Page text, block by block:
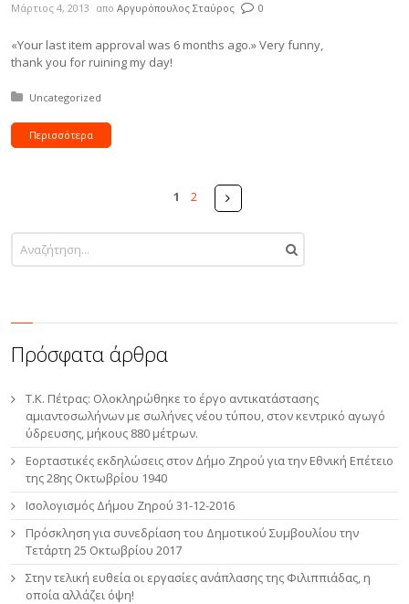
Μάρτιος 4, 2013 απο Αργυρόπουλος Σταύρος 0
«Your last item approval was 6 months ago.» Very funny,
thank you for ruining my day!
Δημοσιεύτηκε σε:
Uncategorized
Περισσότερα
Σελίδες
1 2 Next
Πρόσφατα άρθρα
Τ.Κ. Πέτρας: Ολοκληρώθηκε το έργο αντικατάστασης
αμιαντοσωλήνων με σωλήνες νέου τύπου, στον κεντρικό αγωγό
ύδρευσης, μήκους 880 μέτρων.
Εορταστικές εκδηλώσεις στον Δήμο Ζηρού για την Εθνική Επέτειο
της 28ης Οκτωβρίου 1940
Ισολογισμός Δήμου Ζηρού 31-12-2016
Πρόσκληση για συνεδρίαση του Δημοτικού Συμβουλίου την
Τετάρτη 25 Οκτωβρίου 2017
Στην τελική ευθεία οι εργασίες ανάπλασης της Φιλιππιάδας, η
οποία αλλάζει όψη!